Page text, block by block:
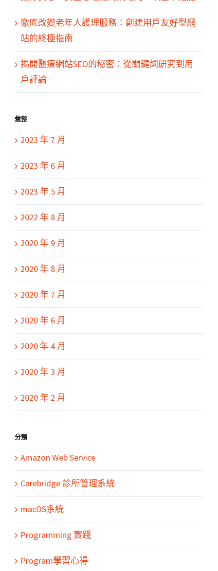
徹底改變老年人護理服務：創建用戶友好型網
站的終極指南
揭開醫療網站SEO的秘密：從關鍵詞研究到用
戶評論
彙整
2023 年 7 月
2023 年 6 月
2023 年 5 月
2022 年 8 月
2020 年 9 月
2020 年 8 月
2020 年 7 月
2020 年 6 月
2020 年 4 月
2020 年 3 月
2020 年 2 月
分類
Amazon Web Service
Carebridge 診所管理系統
macOS系統
Programming 實踐
Program學習心得